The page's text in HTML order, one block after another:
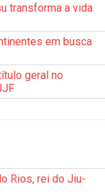
transforma a vida
em busca
geral no
Rios, rei do Jiu-